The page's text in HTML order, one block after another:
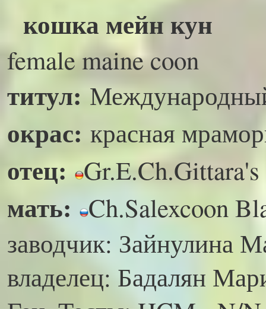
кошка мейн кун
female maine coon
титул:
окрас: красная
отец:
мать: Ch.Salexcoon
заводчик: Зайнулина
владелец: Бадалян